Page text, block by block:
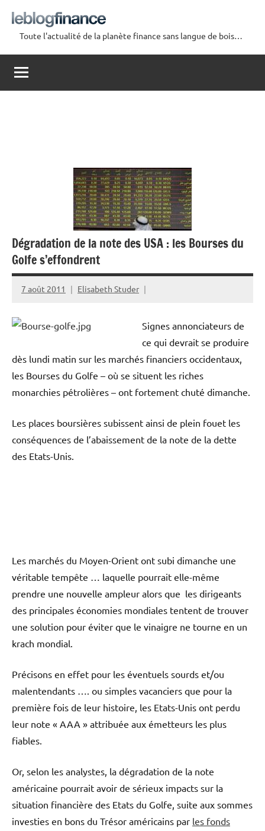
contenu
Le
Blog
Finance
Toute l'actualité de la planète finance sans langue de bois…
Dégradation de la note des USA : les Bourses du
Golfe s’effondrent
7 août 2011 Elisabeth Studer
Signes annonciateurs de
ce qui devrait se produire
dès lundi matin sur les marchés financiers occidentaux,
les Bourses du Golfe – où se situent les riches
monarchies pétrolières – ont fortement chuté dimanche.
Les places boursières subissent ainsi de plein fouet les
conséquences de l’abaissement de la note de la dette
des Etats-Unis.
Les marchés du Moyen-Orient ont subi dimanche une
véritable tempête … laquelle pourrait elle-même
prendre une nouvelle ampleur alors que les dirigeants
des principales économies mondiales tentent de trouver
une solution pour éviter que le vinaigre ne tourne en un
krach mondial.
Précisons en effet pour les éventuels sourds et/ou
malentendants …. ou simples vacanciers que pour la
première fois de leur histoire, les Etats-Unis ont perdu
leur note « AAA » attribuée aux émetteurs les plus
fiables.
Or, selon les analystes, la dégradation de la note
américaine pourrait avoir de sérieux impacts sur la
situation financière des Etats du Golfe, suite aux sommes
investies en bons du Trésor américains par les fonds